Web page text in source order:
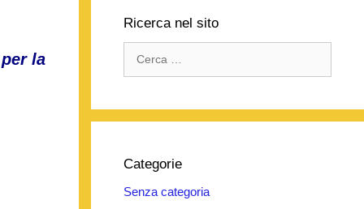
la
Ricerca nel sito
per:
Categorie
Senza categoria